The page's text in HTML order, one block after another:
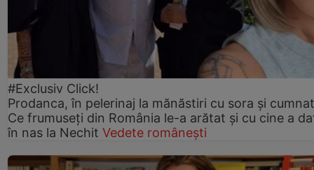
#Exclusiv Click!
Prodanca, în pelerinaj la mănăstiri cu sora și
Ce frumuseți din România le-a arătat și cu cine a
în nas la Nechit Vedete românești